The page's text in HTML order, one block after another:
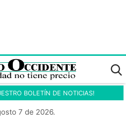
BOLETÍN DE NOTICIAS!
7 de 2026.